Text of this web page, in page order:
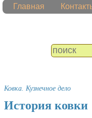
Главная
Ковка. Кузнечное дело
История ковки